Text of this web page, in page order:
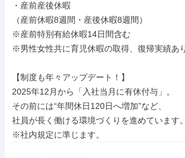
・産前産後休暇
（産前休暇8週間・産後休暇8週間）
※産前特別有給休暇14日間含む
※男性女性共に育児休暇の取得、復帰実績あ
【制度も年々アップデート！】
2025年12月から「入社当月に有休付与」。
その前には“年間休日120日へ増加”など、
社員が長く働ける環境づくりを進めています。
※社内規定に準じます。